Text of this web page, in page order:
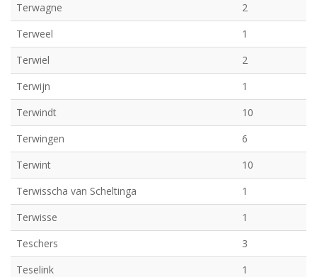
Terwagne
2
Terweel
1
Terwiel
2
Terwijn
1
Terwindt
10
Terwingen
6
Terwint
10
Terwisscha van Scheltinga
1
Terwisse
1
Teschers
3
Teselink
1